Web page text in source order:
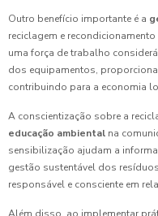
Outro benefício importante é a
reciclagem e
uma força de trabalho
dos equipamentos,
contribuindo para a economia
A conscientização sobre a
educação ambiental na
sensibilização ajudam a
gestão sustentável dos
responsável e consciente em